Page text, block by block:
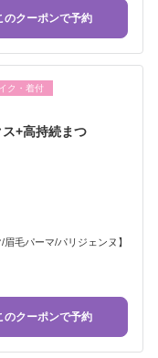
のクーポンで予約
ク・着付
ス+高持続まつ
/眉毛パーマ/パリジェンヌ】
のクーポンで予約